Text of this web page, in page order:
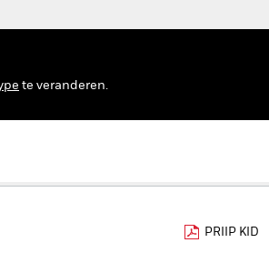
te veranderen.
PRIIP KID